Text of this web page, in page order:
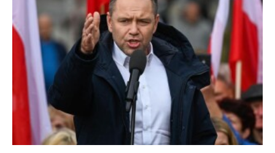
1-YEAR
/ year
Pay now and you get access to exclusive news and
articles for a whole year.
1-MONTH
/ month